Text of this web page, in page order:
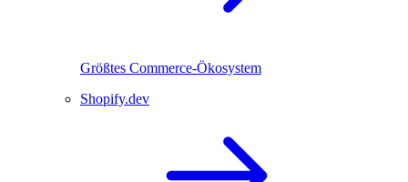
Größtes Commerce-Ökosystem
Shopify.dev